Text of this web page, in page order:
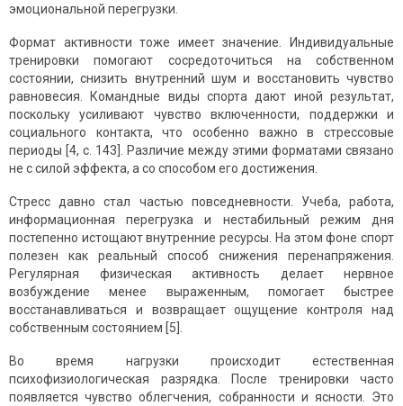
эмоциональной перегрузки.
Формат активности тоже имеет значение. Индивидуальные
тренировки помогают сосредоточиться на собственном
состоянии, снизить внутренний шум и восстановить чувство
равновесия. Командные виды спорта дают иной результат,
поскольку усиливают чувство включенности, поддержки и
социального контакта, что особенно важно в стрессовые
периоды [4, с. 143]. Различие между этими форматами связано
не с силой эффекта, а со способом его достижения.
Стресс давно стал частью повседневности. Учеба, работа,
информационная перегрузка и нестабильный режим дня
постепенно истощают внутренние ресурсы. На этом фоне спорт
полезен как реальный способ снижения перенапряжения.
Регулярная физическая активность делает нервное
возбуждение менее выраженным, помогает быстрее
восстанавливаться и возвращает ощущение контроля над
собственным состоянием [5].
Во время нагрузки происходит естественная
психофизиологическая разрядка. После тренировки часто
появляется чувство облегчения, собранности и ясности. Это